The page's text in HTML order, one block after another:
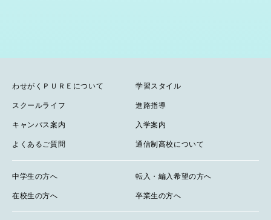
わせがくＰＵＲＥについて 学習スタイル
スクールライフ 進路指導
キャンパス案内 入学案内
よくあるご質問 通信制高校について
中学生の方へ 転入・編入希望の方へ
在校生の方へ 卒業生の方へ